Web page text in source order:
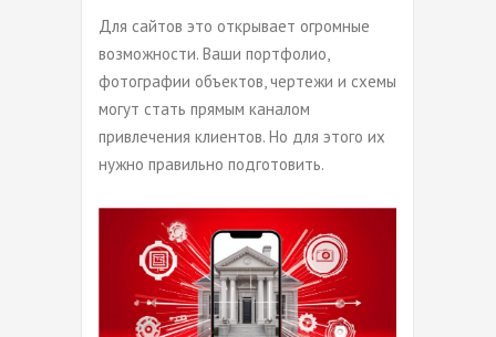
Для сайтов это открывает огромные
возможности. Ваши портфолио,
фотографии объектов, чертежи и схемы
могут стать прямым каналом
привлечения клиентов. Но для этого их
нужно правильно подготовить.